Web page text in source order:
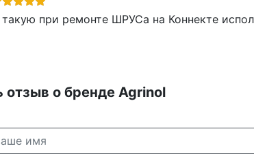
при ремонте ШРУСа на Коннекте
отзыв о бренде Agrinol